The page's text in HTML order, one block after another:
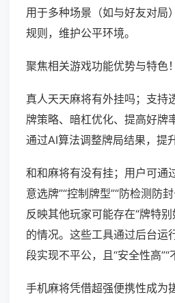
用于多种场景（如与好友对局
规则，维护公平环境。
聚焦相关游戏功能优势与特色！
真人天天麻将有外挂吗；支持
牌策略、暗杠优化、提高好牌
通过AI算法调整牌局结果，提
和和麻将有没有挂；用户可通
意选牌”“控制牌型”“防检测防
反映其他玩家可能存在“牌特别
的情况。这些工具通过后台运
段实现不平公，且“安全性高”“
手机麻将凭借超强便携性成为